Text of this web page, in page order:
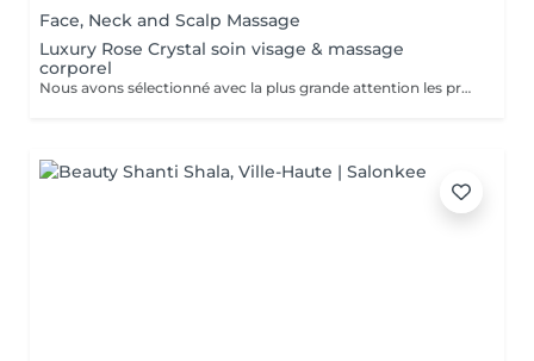
Face, Neck and Scalp Massage
Luxury Rose Crystal soin visage & massage
corporel
Nous avons sélectionné avec la plus grande attention les produits lauréats Organic Pharmacy, pour faire de votre rituel spa un moment luxueux et unique. Ces soins pour la peau et bien-être du corps portent cette expérience à un tout autre niveau. Des ingrédients entièrement biologiques sont utilisés pour étancher la soif d'hydratation, de purification et de nutrition de votre peau. Pendant ce moment de détente et de sérénité, laissez-vous choyer par un massage facial par drainage lymphatique aux cristaux de rose, et retrouvez un visage plus sculpté et un teint rosé et éclatant. Le massage corporel qui accompagne ce soin en fait une expérience zen totale.